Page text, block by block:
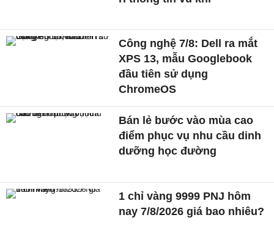
Công nghệ 7/8: Dell ra mắt
XPS 13, mẫu Googlebook
đầu tiên sử dụng
ChromeOS
Bán lẻ bước vào mùa cao
điểm phục vụ nhu cầu dinh
dưỡng học đường
1 chỉ vàng 9999 PNJ hôm
nay 7/8/2026 giá bao nhiêu?